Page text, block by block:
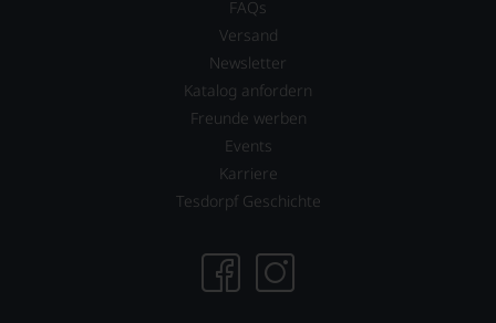
FAQs
Versand
Newsletter
Katalog anfordern
Freunde werben
Events
Karriere
Tesdorpf Geschichte